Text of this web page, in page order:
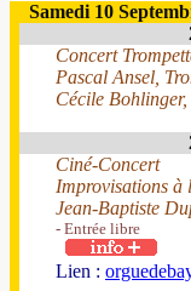
Samedi 10
Concert
Pascal Ansel,
Cécile
Ciné-Concert
Improvisations à
Jean-Baptiste
- Entrée libre
Lien :